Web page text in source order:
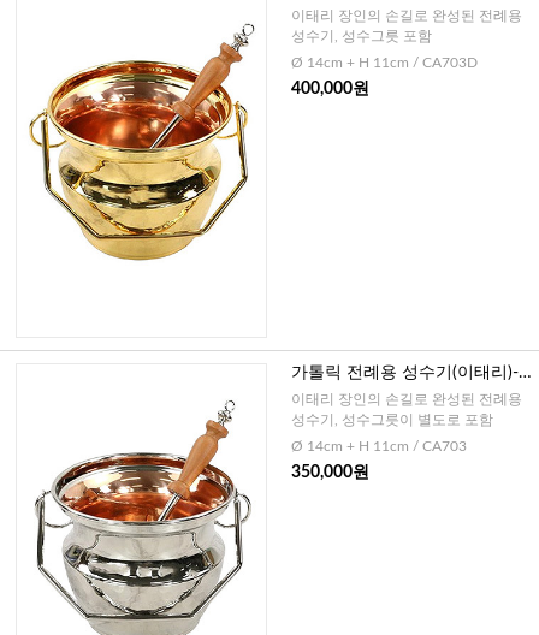
골드+성수그릇
이태리 장인의 손길로 완성된 전례용
성수기, 성수그릇 포함
Ø 14cm + H 11cm / CA703D
400,000원
가톨릭 전례용 성수기(이태리)-
실버+ 성수그릇
이태리 장인의 손길로 완성된 전례용
성수기, 성수그릇이 별도로 포함
Ø 14cm + H 11cm / CA703
350,000원